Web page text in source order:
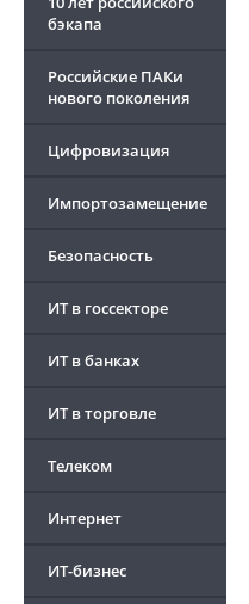
бэкапа
Российские ПАКи
нового поколения
Цифровизация
Импортозамещение
Безопасность
ИТ в госсекторе
ИТ в банках
ИТ в торговле
Телеком
Интернет
ИТ-бизнес